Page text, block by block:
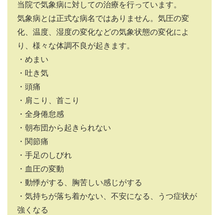
当院で気象病に対しての治療を行っています。
気象病とは正式な病名ではありません。気圧の変
化、温度、湿度の変化などの気象状態の変化によ
り、様々な体調不良が起きます。
・めまい
・吐き気
・頭痛
・肩こり、首こり
・全身倦怠感
・朝布団から起きられない
・関節痛
・手足のしびれ
・血圧の変動
・動悸がする、胸苦しい感じがする
・気持ちが落ち着かない、不安になる、うつ症状が
強くなる